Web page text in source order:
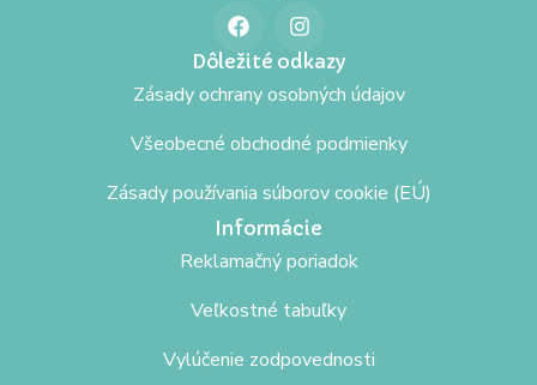
Dôležité odkazy
Zásady ochrany osobných údajov
Všeobecné obchodné podmienky
Zásady používania súborov cookie (EÚ)
Informácie
Reklamačný poriadok
Veľkostné tabuľky
Vylúčenie zodpovednosti